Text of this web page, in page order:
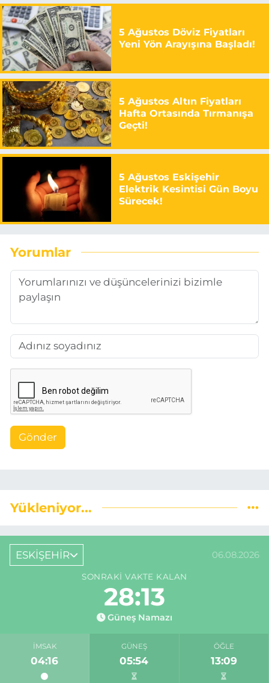
5 Ağustos Döviz Fiyatları
Yeni Yön Arayışına Başladı!
5 Ağustos Altın Fiyatları
Hafta Ortasında Tırmanışa
Geçti!
5 Ağustos Eskişehir
Elektrik Kesintisi Gün Boyu
Sürecek!
Yorumlar
Gönder
Yükleniyor...
ESKİŞEHİR 06.08.2026
SONRAKI VAKTE KALAN
28:13
Güneş Namazı
İMSAK
04:16
GÜNEŞ
05:54
ÖĞLE
13:09